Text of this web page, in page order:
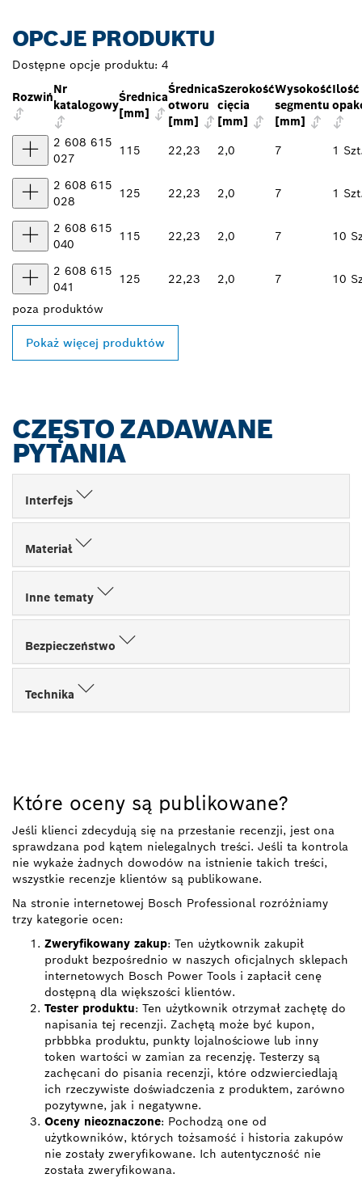
OPCJE PRODUKTU
Dostępne opcje produktu: 4
Rozwiń
Nr
katalogowy
Średnica
[mm]
Średnica
otworu
[mm]
Szerokość
cięcia
[mm]
Wysokość
segmentu
[mm]
Ilość
2 608 615
027
115 22,23 2,0 7 1
2 608 615
028
125 22,23 2,0 7 1
2 608 615
040
115 22,23 2,0 7 10
2 608 615
041
125 22,23 2,0 7 10
poza produktów
Pokaż więcej produktów
CZĘSTO ZADAWANE
PYTANIA
Interfejs
Materiał
Inne tematy
Bezpieczeństwo
Technika
Które oceny są publikowane?
Jeśli klienci zdecydują się na przesłanie recenzji, jest ona
sprawdzana pod kątem nielegalnych treści. Jeśli ta kontrola
nie wykaże żadnych dowodów na istnienie takich treści,
wszystkie recenzje klientów są publikowane.
Na stronie internetowej Bosch Professional rozróżniamy
trzy kategorie ocen:
Zweryfikowany zakup: Ten użytkownik zakupił
produkt bezpośrednio w naszych oficjalnych sklepach
internetowych Bosch Power Tools i zapłacił cenę
dostępną dla większości klientów.
Tester produktu: Ten użytkownik otrzymał zachętę do
napisania tej recenzji. Zachętą może być kupon,
prbbbka produktu, punkty lojalnościowe lub inny
token wartości w zamian za recenzję. Testerzy są
zachęcani do pisania recenzji, które odzwierciedlają
ich rzeczywiste doświadczenia z produktem, zarówno
pozytywne, jak i negatywne.
Oceny nieoznaczone: Pochodzą one od
użytkowników, których tożsamość i historia zakupów
nie zostały zweryfikowane. Ich autentyczność nie
została zweryfikowana.